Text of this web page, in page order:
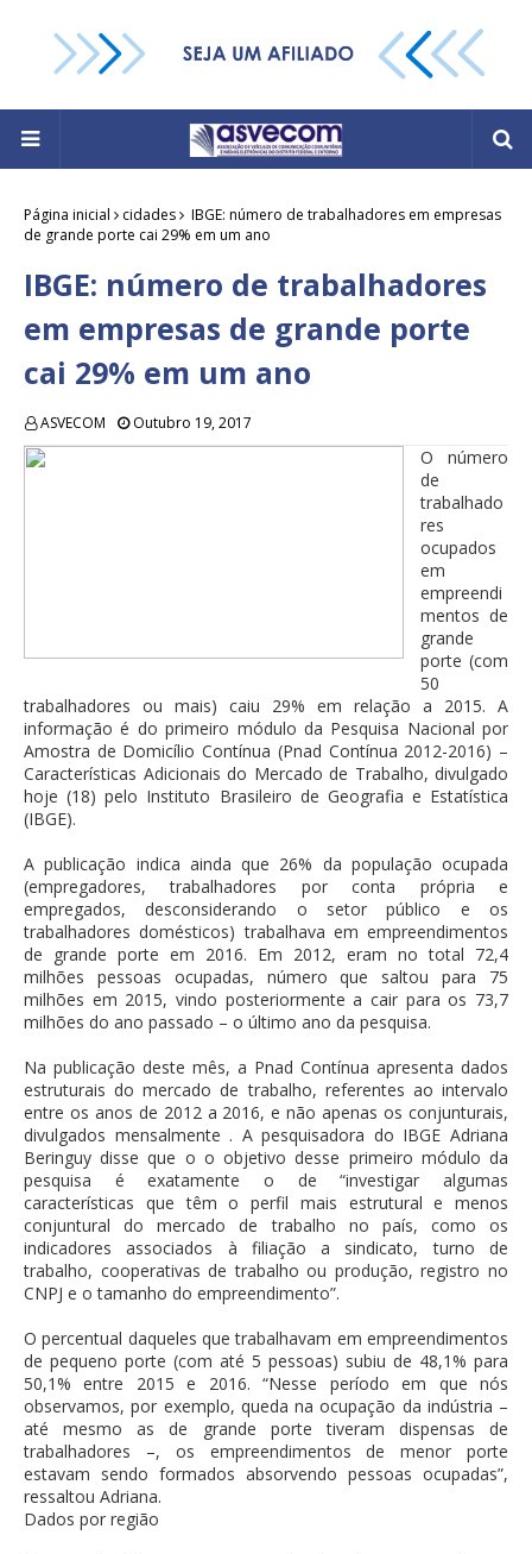
Página inicial cidades
IBGE: número de trabalhadores em empresas
de grande porte cai 29% em um ano
IBGE: número de trabalhadores
em empresas de grande porte
cai 29% em um ano
ASVECOM Outubro 19, 2017
O número
de
trabalhado
res
ocupados
em
empreendi
mentos de
grande
porte (com
50
trabalhadores ou mais) caiu 29% em relação a 2015. A
informação é do primeiro módulo da Pesquisa Nacional por
Amostra de Domicílio Contínua (Pnad Contínua 2012-2016) –
Características Adicionais do Mercado de Trabalho, divulgado
hoje (18) pelo Instituto Brasileiro de Geografia e Estatística
(IBGE).
A publicação indica ainda que 26% da população ocupada
(empregadores, trabalhadores por conta própria e
empregados, desconsiderando o setor público e os
trabalhadores domésticos) trabalhava em empreendimentos
de grande porte em 2016. Em 2012, eram no total 72,4
milhões pessoas ocupadas, número que saltou para 75
milhões em 2015, vindo posteriormente a cair para os 73,7
milhões do ano passado – o último ano da pesquisa.
Na publicação deste mês, a Pnad Contínua apresenta dados
estruturais do mercado de trabalho, referentes ao intervalo
entre os anos de 2012 a 2016, e não apenas os conjunturais,
divulgados mensalmente . A pesquisadora do IBGE Adriana
Beringuy disse que o o objetivo desse primeiro módulo da
pesquisa é exatamente o de “investigar algumas
características que têm o perfil mais estrutural e menos
conjuntural do mercado de trabalho no país, como os
indicadores associados à filiação a sindicato, turno de
trabalho, cooperativas de trabalho ou produção, registro no
CNPJ e o tamanho do empreendimento”.
O percentual daqueles que trabalhavam em empreendimentos
de pequeno porte (com até 5 pessoas) subiu de 48,1% para
50,1% entre 2015 e 2016. “Nesse período em que nós
observamos, por exemplo, queda na ocupação da indústria –
até mesmo as de grande porte tiveram dispensas de
trabalhadores –, os empreendimentos de menor porte
estavam sendo formados absorvendo pessoas ocupadas”,
ressaltou Adriana.
Dados por região